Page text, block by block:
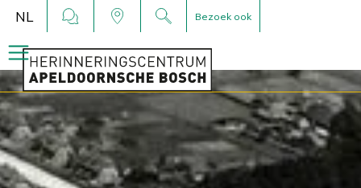
NL Bezoek ook